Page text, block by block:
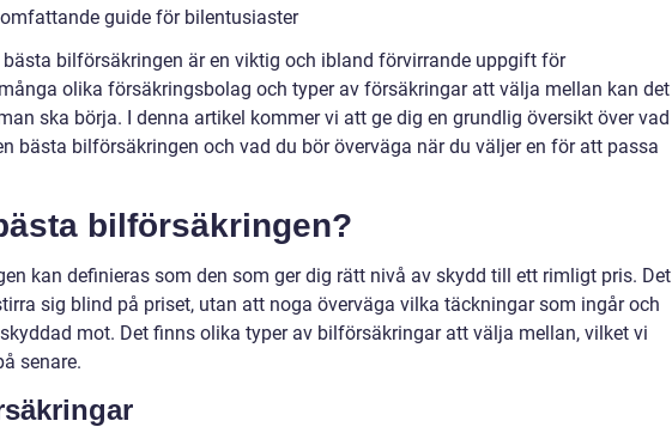
guide för bilentusiaster
bilförsäkringen är en viktig och ibland förvirrande uppgift för
olika försäkringsbolag och typer av försäkringar att välja mellan kan det
ska börja. I denna artikel kommer vi att ge dig en grundlig översikt över vad
bästa bilförsäkringen och vad du bör överväga när du väljer en för att passa
bilförsäkringen?
kan definieras som den som ger dig rätt nivå av skydd till ett rimligt pris. Det
sig blind på priset, utan att noga överväga vilka täckningar som ingår och
mot. Det finns olika typer av bilförsäkringar att välja mellan, vilket vi
senare.